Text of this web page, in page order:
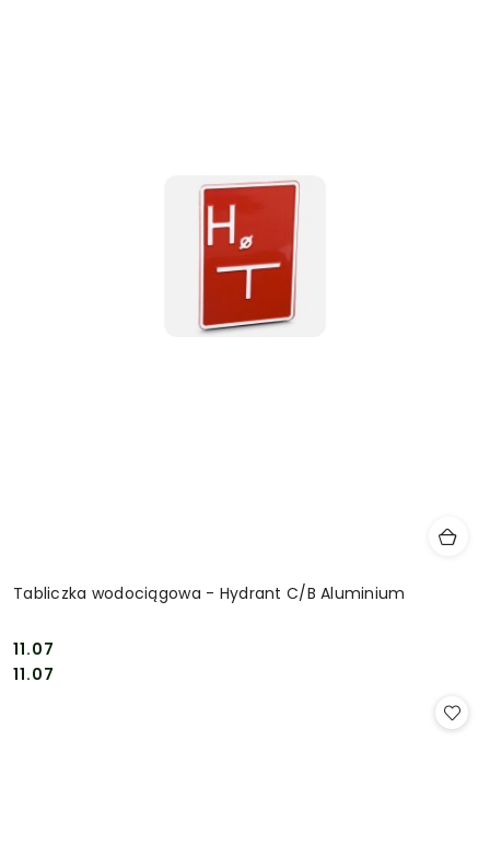
Tabliczka wodociągowa - Hydrant C/B Aluminium
Cena:
11.07
Cena:
11.07